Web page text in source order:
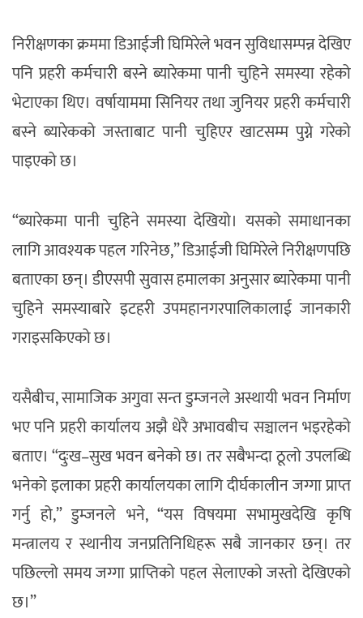
निरीक्षणका क्रममा डिआईजी घिमिरेले भवन सुविधासम्पन्न देखिए
पनि प्रहरी कर्मचारी बस्ने ब्यारेकमा पानी चुहिने समस्या रहेको
भेटाएका थिए। वर्षायाममा सिनियर तथा जुनियर प्रहरी कर्मचारी
बस्ने ब्यारेकको जस्ताबाट पानी चुहिएर खाटसम्म पुग्ने गरेको
पाइएको छ।
“ब्यारेकमा पानी चुहिने समस्या देखियो। यसको समाधानका
लागि आवश्यक पहल गरिनेछ,” डिआईजी घिमिरेले निरीक्षणपछि
बताएका छन्। डीएसपी सुवास हमालका अनुसार ब्यारेकमा पानी
चुहिने समस्याबारे इटहरी उपमहानगरपालिकालाई जानकारी
गराइसकिएको छ।
यसैबीच, सामाजिक अगुवा सन्त डुम्जनले अस्थायी भवन निर्माण
भए पनि प्रहरी कार्यालय अझै धेरै अभावबीच सञ्चालन भइरहेको
बताए। “दुःख–सुख भवन बनेको छ। तर सबैभन्दा ठूलो उपलब्धि
भनेको इलाका प्रहरी कार्यालयका लागि दीर्घकालीन जग्गा प्राप्त
गर्नु हो,” डुम्जनले भने, “यस विषयमा सभामुखदेखि कृषि
मन्त्रालय र स्थानीय जनप्रतिनिधिहरू सबै जानकार छन्। तर
पछिल्लो समय जग्गा प्राप्तिको पहल सेलाएको जस्तो देखिएको
छ।”